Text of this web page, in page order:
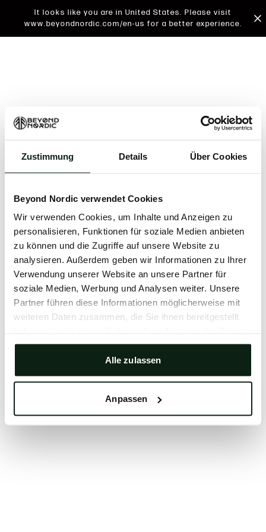
Zustimmung Details Über Cookies
Beyond Nordic verwendet Cookies
Wir verwenden Cookies, um Inhalte und Anzeigen zu
personalisieren, Funktionen für soziale Medien anbieten
zu können und die Zugriffe auf unsere Website zu
analysieren. Außerdem geben wir Informationen zu Ihrer
Verwendung unserer Website an unsere Partner für
soziale Medien, Werbung und Analysen weiter. Unsere
Partner führen diese Informationen möglicherweise mit
weiteren Daten zusammen, die Sie ihnen bereitgestellt
gesammelt haben.
Alle zulassen
Anpassen
It looks like you are in United States. Please visit
www.beyondnordic.com/en-us for a better experience.
An unknown error has occurred. An error report has
issue will be investigated.
Click the button below to refresh the website. If the
issue persists, either try waiting a moment or
reopening your browser.
Clearing your browser cache may also help in some
cases.
We apologize for the inconvenience.